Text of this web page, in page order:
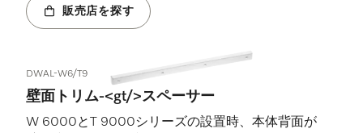
販売店を探す
DWAL-W6/T9
壁面トリム-<gt/>スペーサー
W 6000とT 9000シリーズの設置時、本体背面が